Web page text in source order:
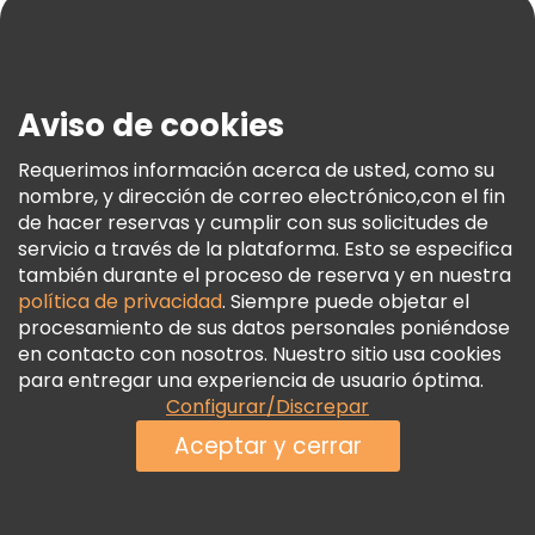
Términos E Información Legal
Política De Cookies
Freetour Premios
Programa De Fidelidad
Aviso de cookies
Requerimos información acerca de usted, como su
nombre, y dirección de correo electrónico,con el fin
de hacer reservas y cumplir con sus solicitudes de
servicio a través de la plataforma. Esto se especifica
también durante el proceso de reserva y en nuestra
política de privacidad. Siempre puede objetar el
procesamiento de sus datos personales poniéndose
en contacto con nosotros. Nuestro sitio usa cookies
para entregar una experiencia de usuario óptima.
Configurar/Discrepar
Aceptar y cerrar